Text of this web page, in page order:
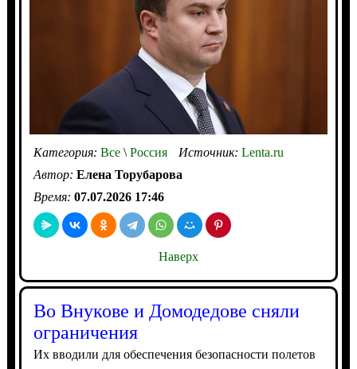
Категория: Все\Россия Источник: Lenta.ru
Автор: Елена Торубарова
Время: 07.07.2026 17:46
Наверх
Во Внукове и Домодедове сняли
ограничения
Их вводили для обеспечения безопасности полетов